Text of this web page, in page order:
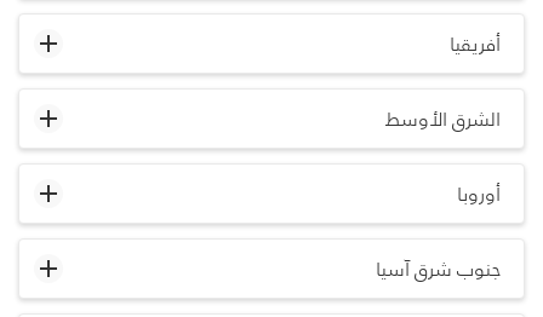
أفريقيا
الشرق الأوسط
أوروبا
جنوب شرق آسيا